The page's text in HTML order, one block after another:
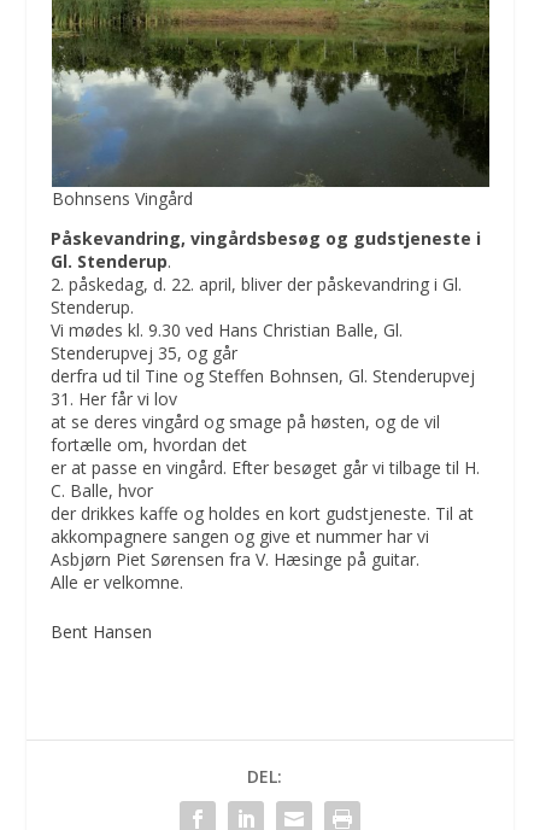
Bohnsens Vingård
Påskevandring, vingårdsbesøg og gudstjeneste i
Gl. Stenderup.
2. påskedag, d. 22. april, bliver der påskevandring i Gl.
Stenderup.
Vi mødes kl. 9.30 ved Hans Christian Balle, Gl.
Stenderupvej 35, og går
derfra ud til Tine og Steffen Bohnsen, Gl. Stenderupvej
31. Her får vi lov
at se deres vingård og smage på høsten, og de vil
fortælle om, hvordan det
er at passe en vingård. Efter besøget går vi tilbage til H.
C. Balle, hvor
der drikkes kaffe og holdes en kort gudstjeneste. Til at
akkompagnere sangen og give et nummer har vi
Asbjørn Piet Sørensen fra V. Hæsinge på guitar.
Alle er velkomne.
Bent Hansen
DEL: